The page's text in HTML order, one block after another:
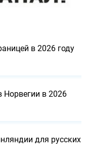
в 2026 году
Норвегии в 2026
для русских